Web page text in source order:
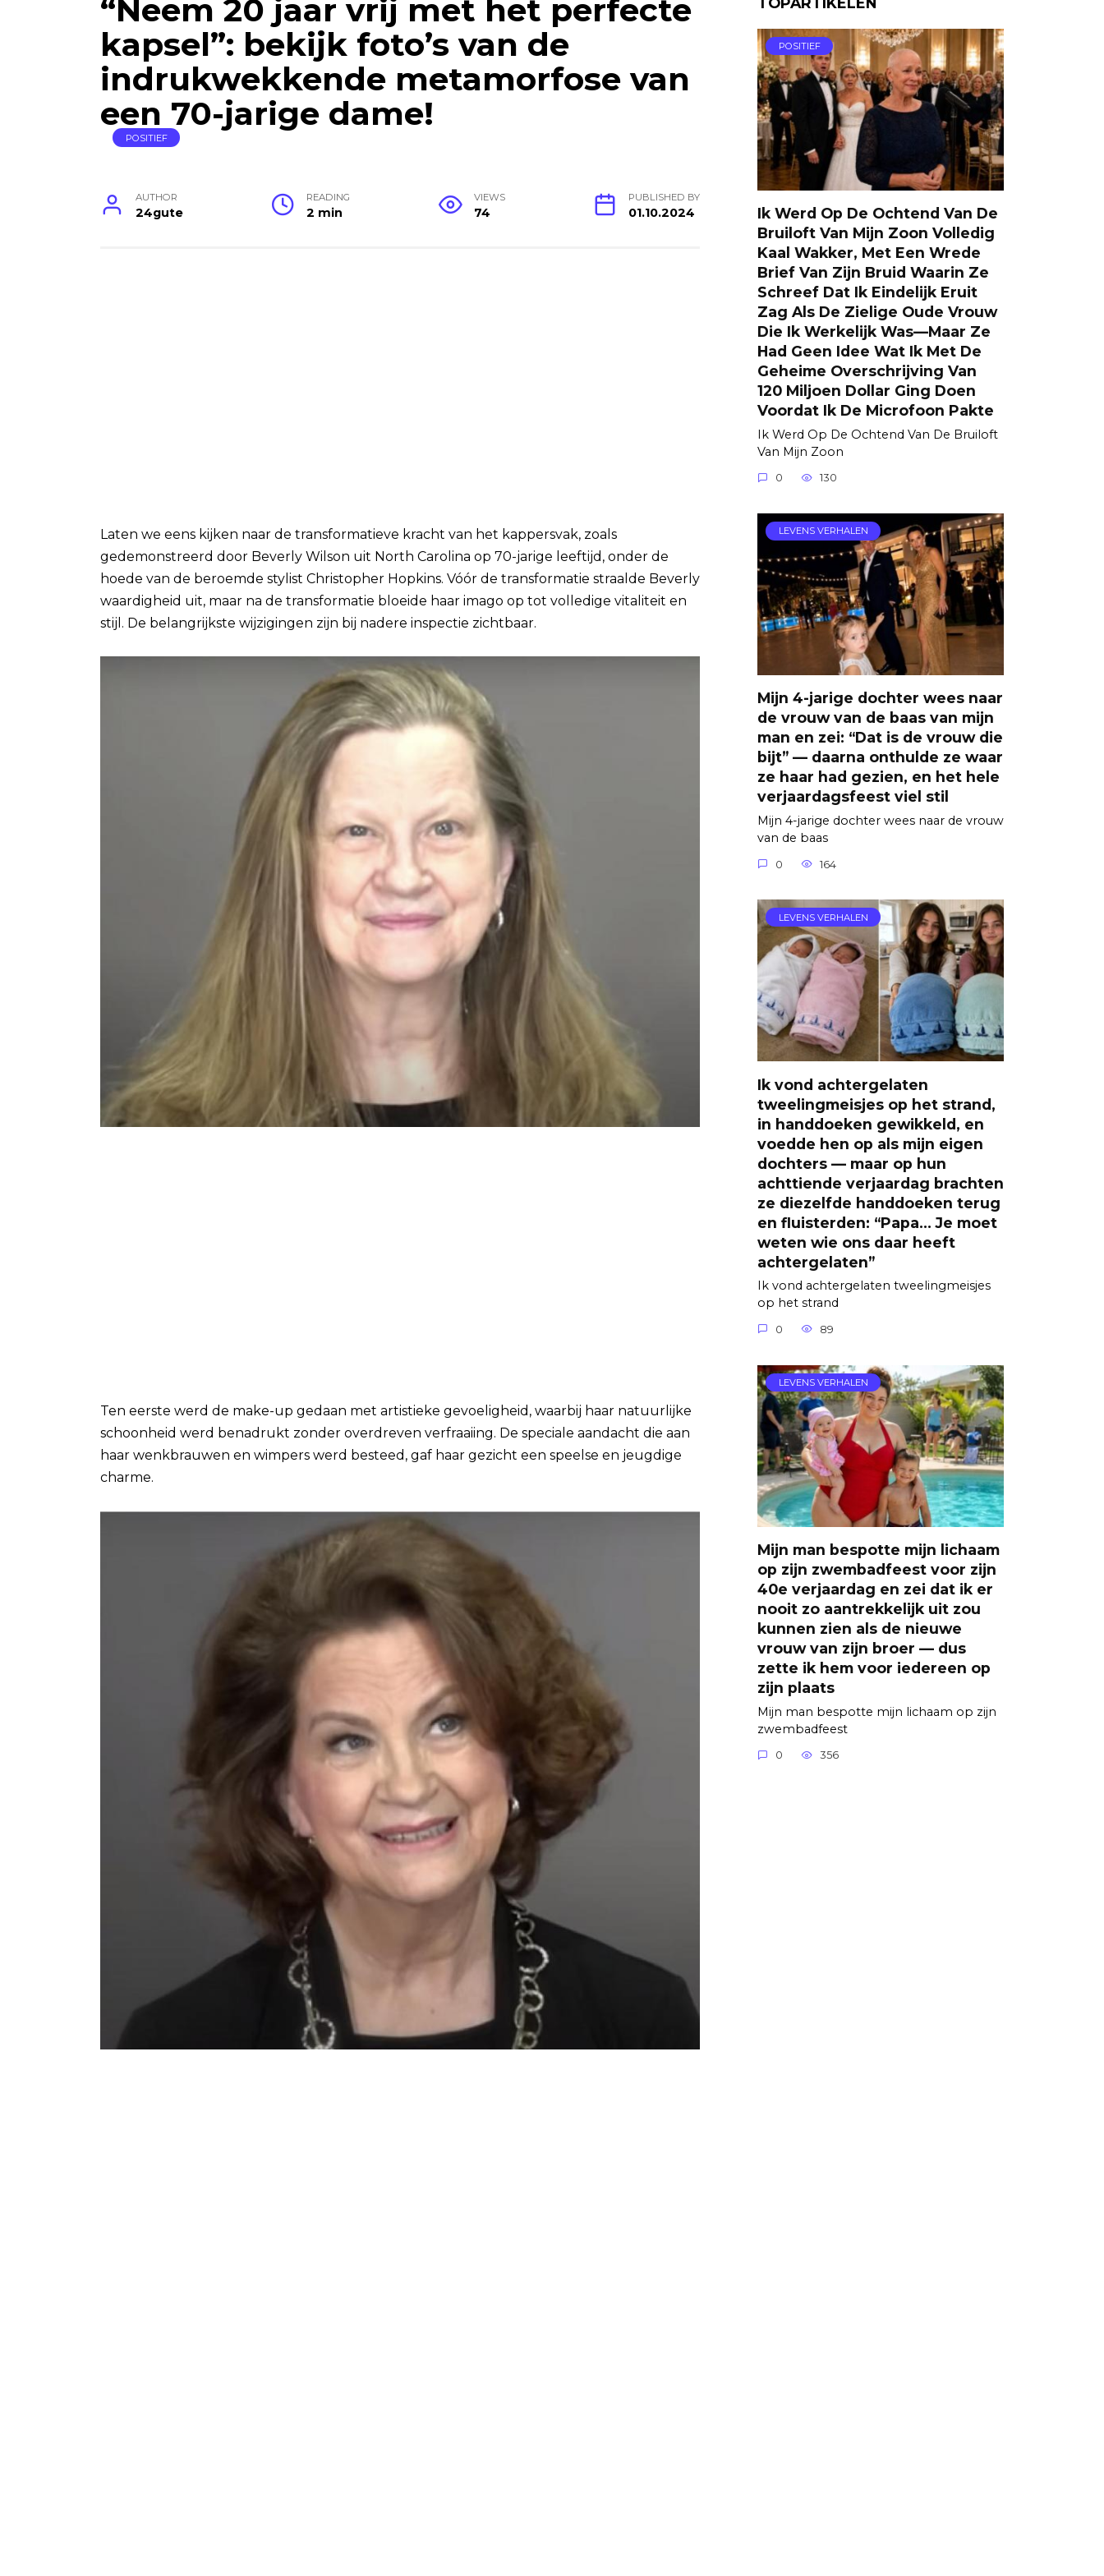
“Neem 20 jaar vrij met het perfecte
kapsel”: bekijk foto’s van de
indrukwekkende metamorfose van
een 70-jarige dame!
POSITIEF
AUTHOR
24gute
READING
2 min
VIEWS
74
PUBLISHED BY
01.10.2024
Laten we eens kijken naar de transformatieve kracht van het kappersvak, zoals
gedemonstreerd door Beverly Wilson uit North Carolina op 70-jarige leeftijd, onder de
hoede van de beroemde stylist Christopher Hopkins. Vóór de transformatie straalde Beverly
waardigheid uit, maar na de transformatie bloeide haar imago op tot volledige vitaliteit en
stijl. De belangrijkste wijzigingen zijn bij nadere inspectie zichtbaar.
Ten eerste werd de make-up gedaan met artistieke gevoeligheid, waarbij haar natuurlijke
schoonheid werd benadrukt zonder overdreven verfraaiing. De speciale aandacht die aan
haar wenkbrauwen en wimpers werd besteed, gaf haar gezicht een speelse en jeugdige
charme.
POSITIEF
Ik Werd Op De Ochtend Van De
Bruiloft Van Mijn Zoon Volledig
Kaal Wakker, Met Een Wrede
Brief Van Zijn Bruid Waarin Ze
Schreef Dat Ik Eindelijk Eruit
Zag Als De Zielige Oude Vrouw
Die Ik Werkelijk Was—Maar Ze
Had Geen Idee Wat Ik Met De
Geheime Overschrijving Van
120 Miljoen Dollar Ging Doen
Voordat Ik De Microfoon Pakte
Ik Werd Op De Ochtend Van De Bruiloft
Van Mijn Zoon
0 130
LEVENS VERHALEN
Mijn 4-jarige dochter wees naar
de vrouw van de baas van mijn
man en zei: “Dat is de vrouw die
bijt” — daarna onthulde ze waar
ze haar had gezien, en het hele
verjaardagsfeest viel stil
Mijn 4-jarige dochter wees naar de vrouw
van de baas
0 164
LEVENS VERHALEN
Ik vond achtergelaten
tweelingmeisjes op het strand,
in handdoeken gewikkeld, en
voedde hen op als mijn eigen
dochters — maar op hun
achttiende verjaardag brachten
ze diezelfde handdoeken terug
en fluisterden: “Papa… Je moet
weten wie ons daar heeft
achtergelaten”
Ik vond achtergelaten tweelingmeisjes
op het strand
0 89
LEVENS VERHALEN
Mijn man bespotte mijn lichaam
op zijn zwembadfeest voor zijn
40e verjaardag en zei dat ik er
nooit zo aantrekkelijk uit zou
kunnen zien als de nieuwe
vrouw van zijn broer — dus
zette ik hem voor iedereen op
zijn plaats
Mijn man bespotte mijn lichaam op zijn
zwembadfeest
0 356